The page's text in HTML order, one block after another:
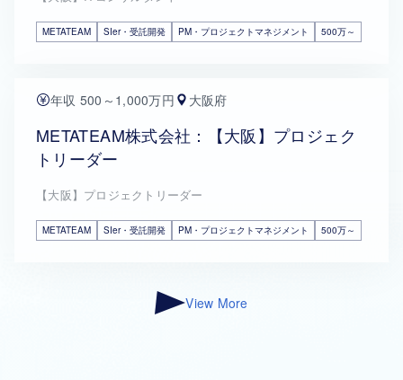
METATEAM SIer・受託開発 PM・プロジェクトマネジメント 500万～
年収 500～1,000万円 大阪府
METATEAM株式会社：【大阪】プロジェク
トリーダー
【大阪】プロジェクトリーダー
METATEAM SIer・受託開発 PM・プロジェクトマネジメント 500万～
View More